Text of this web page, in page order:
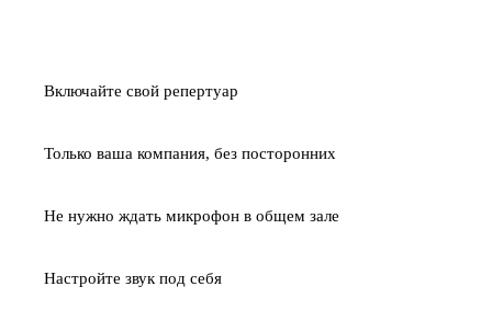
Включайте свой репертуар
Только ваша компания, без посторонних
Не нужно ждать микрофон в общем зале
Настройте звук под себя